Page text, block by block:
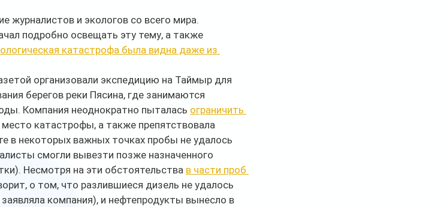
журналистов и экологов со всего мира.
подробно освещать эту тему, а также
катастрофа была видна даже из
организовали экспедицию на Таймыр для
берегов реки Пясина, где занимаются
Компания неоднократно пыталась ограничить
место катастрофы, а также препятствовала
в некоторых важных точках пробы не удалось
смогли вывезти позже назначенного
Несмотря на эти обстоятельства в части проб
о том, что разлившиеся дизель не удалось
компания), и нефтепродукты вынесло в